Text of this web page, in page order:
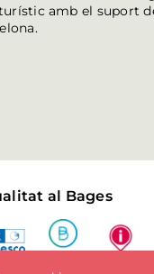
amb el suport
al Bages